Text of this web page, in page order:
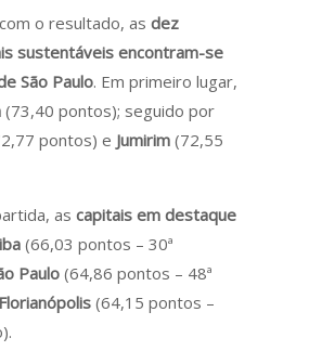
o resultado, as dez
sustentáveis encontram-se
São Paulo. Em primeiro lugar,
(73,40 pontos); seguido por
pontos) e Jumirim (72,55
as capitais em destaque
(66,03 pontos – 30ª
Paulo (64,86 pontos – 48ª
Florianópolis (64,15 pontos –